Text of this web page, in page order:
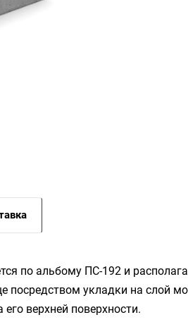
по альбому ПС-192 и
посредством укладки на слой
верхней поверхности.